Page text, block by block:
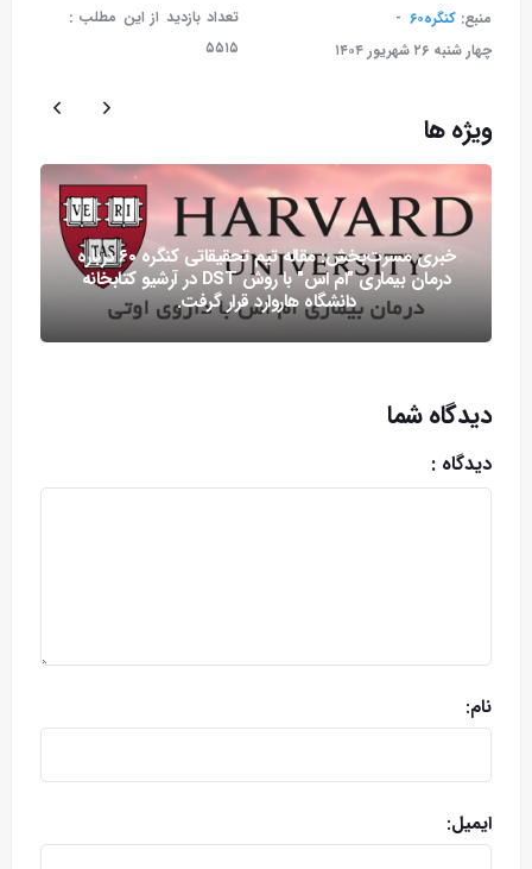
منبع: کنگره۶۰
چهار شنبه ۲۶ شهريور ۱۴۰۴
تعداد بازدید از این مطلب :
۵۵۱۵
ویژه ها
خبری مسرت‌بخش: مقاله تیم تحقیقاتی کنگره ۶۰ درباره
درمان بیماری "ام اس" با روش DST در آرشیو کتابخانه
دانشگاه هاروارد قرار گرفت.
دیدگاه شما
دیدگاه :
نام:
ایمیل: